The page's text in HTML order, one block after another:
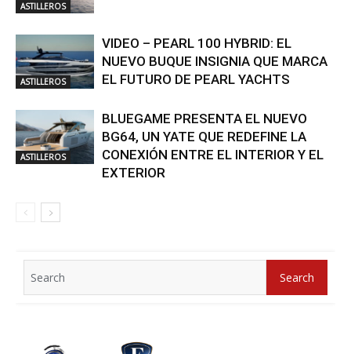
ASTILLEROS
ASTILLEROS
VIDEO – PEARL 100 HYBRID: EL
NUEVO BUQUE INSIGNIA QUE MARCA
EL FUTURO DE PEARL YACHTS
ASTILLEROS
BLUEGAME PRESENTA EL NUEVO
BG64, UN YATE QUE REDEFINE LA
CONEXIÓN ENTRE EL INTERIOR Y EL
EXTERIOR
for:
Search